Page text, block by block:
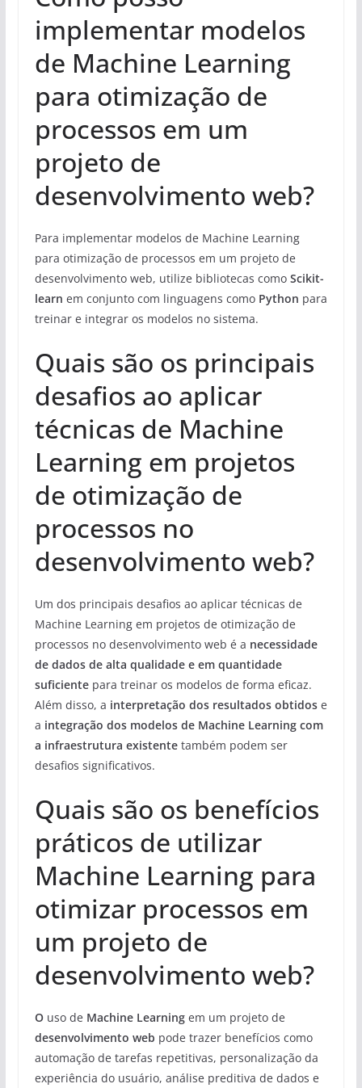
implementar modelos
de Machine Learning
para otimização de
processos em um
projeto de
desenvolvimento web?
Para implementar modelos de Machine Learning
para otimização de processos em um projeto de
desenvolvimento web, utilize bibliotecas como Scikit-
learn em conjunto com linguagens como Python para
treinar e integrar os modelos no sistema.
Quais são os principais
desafios ao aplicar
técnicas de Machine
Learning em projetos
de otimização de
processos no
desenvolvimento web?
Um dos principais desafios ao aplicar técnicas de
Machine Learning em projetos de otimização de
processos no desenvolvimento web é a necessidade
de dados de alta qualidade e em quantidade
suficientepara treinar os modelos de forma eficaz.
Além disso, a interpretação dos resultados obtidose
a integração dos modelos de Machine Learning com
a infraestrutura existentetambém podem ser
desafios significativos.
Quais são os benefícios
práticos de utilizar
Machine Learning para
otimizar processos em
um projeto de
desenvolvimento web?
Ouso de Machine Learningem um projeto de
desenvolvimento web pode trazer benefícios como
automação de tarefas repetitivas, personalização da
experiência do usuário, análise preditiva de dados e